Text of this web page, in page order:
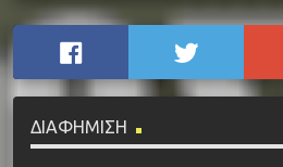
ΔΙΑΦΗΜΙΣΗ